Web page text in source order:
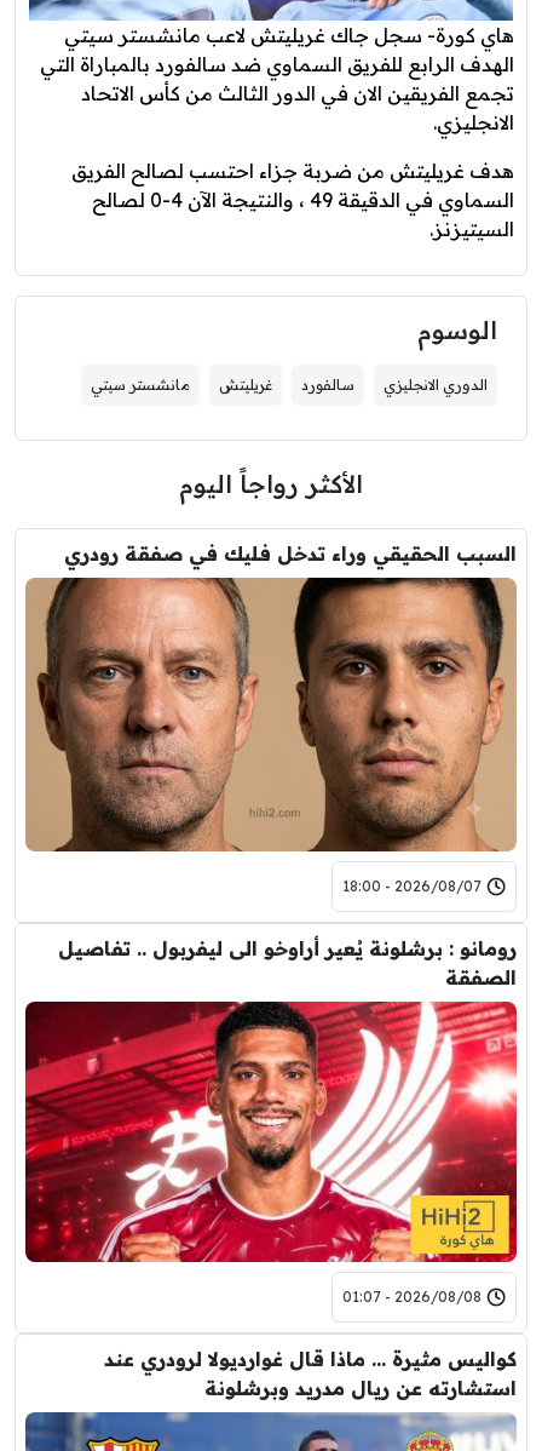
هاي كورة- سجل جاك غريليتش لاعب مانشستر سيتي
الهدف الرابع للفريق السماوي ضد سالفورد بالمباراة التي
تجمع الفريقين الان في الدور الثالث من كأس الاتحاد
الانجليزي.
هدف غريليتش من ضربة جزاء احتسب لصالح الفريق
السماوي في الدقيقة 49 ، والنتيجة الآن 4-0 لصالح
السيتيزنز.
الوسوم
الدوري الانجليزي سالفورد غريليتش مانشستر سيتي
الأكثر رواجاً اليوم
السبب الحقيقي وراء تدخل فليك في صفقة رودري
2026/08/07 - 18:00
رومانو : برشلونة يُعير أراوخو الى ليفربول .. تفاصيل
الصفقة
2026/08/08 - 01:07
كواليس مثيرة … ماذا قال غوارديولا لرودري عند
استشارته عن ريال مدريد وبرشلونة